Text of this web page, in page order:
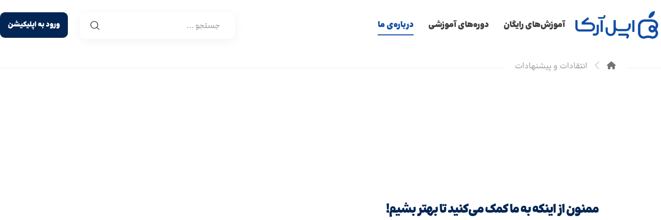
آموزش‌های رایگان دوره‌های آموزشی درباره‌ی ما ورود به اپلیکیشن
انتقادات و پیشنهادات
ممنون از اینکه به ما کمک می‌کنید تا بهتر بشیم!